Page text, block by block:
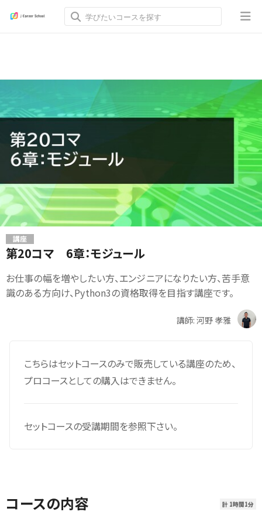
講座
第20コマ 6章：モジュール
お仕事の幅を増やしたい方、エンジニアになりたい方、苦手意
識のある方向け、Python3の資格取得を目指す講座です。
講師: 河野 孝雅
こちらはセットコースのみで販売している講座のため、
プロコースとしての購入はできません。
セットコースの受講期間を参照下さい。
コースの内容 計 1時間1分